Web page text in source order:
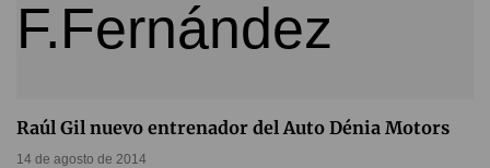
Raúl Gil nuevo entrenador del Auto Dénia Motors
14 de agosto de 2014